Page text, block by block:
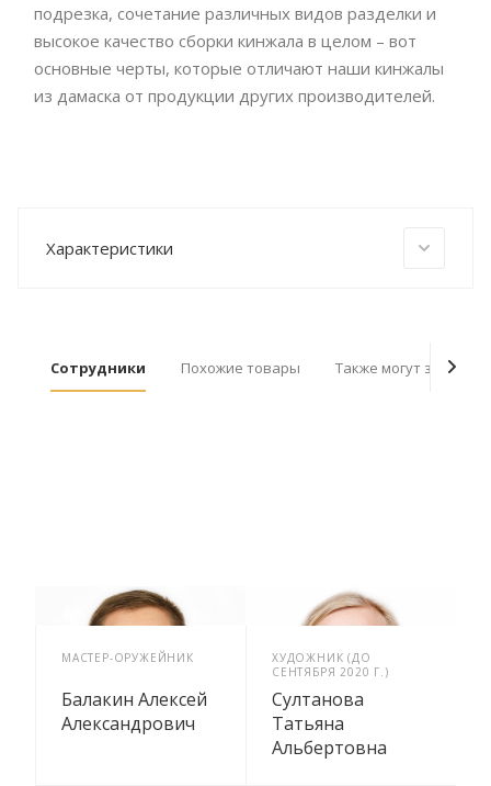
подрезка, сочетание различных видов разделки и
высокое качество сборки кинжала в целом – вот
основные черты, которые отличают наши кинжалы
из дамаска от продукции других производителей.
Характеристики
Сотрудники Похожие товары Также могут
МАСТЕР-ОРУЖЕЙНИК
Балакин Алексей
Александрович
ХУДОЖНИК (ДО
СЕНТЯБРЯ 2020 Г.)
Султанова
Татьяна
Альбертовна